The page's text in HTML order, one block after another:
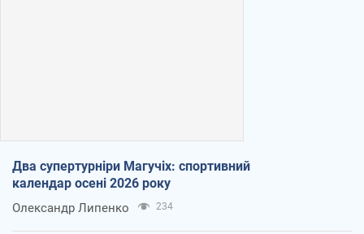
Два супертурніри Магучіх: спортивний
календар осені 2026 року
Олександр Липенко 234